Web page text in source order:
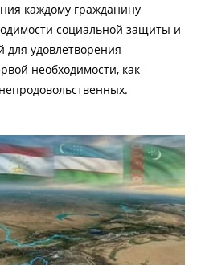
каждому гражданину
социальной защиты и
для удовлетворения
необходимости, как